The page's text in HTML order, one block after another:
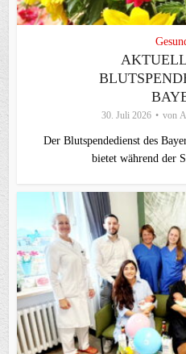
30. Juli 2026 von
Der Blutspendedienst des
bietet während der